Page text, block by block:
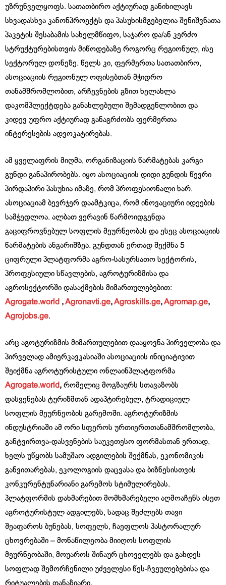
უზრუნველყოფს. სათათბირო აქტიურად განიხილავს
სხვადასხვა კანონპროექტს და პასუხისმგებელია შენიშვნათა
პაკეტის შესაბამის სახელმწიფო, საჯარო და/ან კერძო
სტრუქტურებისთვის მიწოდებაზე როგორც რეგიონულ, ისე
სექტორულ დონეზე. წელს კი, ფერმერთა სათათბირო,
ასოციაციის რეგიონულ ოფისებთან მჭიდრო
თანამშრომლობით, არჩევნების გზით ხელახლა
დაკომპლექტდება განახლებული შემადგენლობით და
კიდევ უფრო აქტიურად განაგრძობს ფერმერთა
ინტერესების ადვოკატირებას.
ამ ყველაფრის მიღმა, ორგანიზაციის წარმატებას კარგი
გუნდი განაპირობებს. იყო ასოციაციის დიდი გუნდის წევრი
პირდაპირი პასუხია იმაზე, რომ პროფესიონალი ხარ.
ასოციაციამ ბევრჯერ დაამტკიცა, რომ ინოვაციური იდეების
სამჭედლოა. ალბათ ვერავინ წარმოიდგენდა
გაციფროვნებულ სოფლის მეურნეობას და ესეც ასოციაციის
წარმატების ანგარიშზეა. გუნდთან ერთად შექმნა 5
ციფრული პლატფორმა აგრო-სასურსათო სექტორის,
პროფესიული სწავლების, აგროტურიზმისა და
აგროსექტორში დასაქმების მიმართულებებით:
Agrogate.world , Agronavti.ge, Agroskills.ge, Agromap.ge,
Agrojobs.ge.
არც აგოტურიზმის მიმართულებით დააყოვნა პირველობა და
პირველად ამიერკავკასიაში ასოციაციის ინიციატივით
შეიქმნა აგროტურისტული ონლაინპლატფორმა
Agrogate.world , რომელიც მოგზაურს სთავაზობს
დასვენებას ტურიზმთან ადაპტირებულ, ტრადიციულ
სოფლის მეურნეობის გარემოში. აგროტურიზმის
ინდუსტრიაში ამ ორი სფეროს ურთიერთთანამშრომლობა,
განტვირთვა-დასვენების საუკეთესო ფორმასთან ერთად,
ხელს უწყობს სამუშაო ადგილების შექმნას, ეკონომიკის
განვითარებას, ეკოლოგიის დაცვასა და ბიზნესისთვის
კონკურენტუნარიანი გარემოს სტიმულირებას.
პლატფორმის დახმარებით მომხმარებელი აღმოაჩენს ისეთ
აგროტურისტულ ადგილებს, სადაც შეძლებს თავი
შეაფაროს ბუნებას, სოფელს, ჩაეფლოს პასტორალურ
ცხოვრებაში – მონაწილეობა მიიღოს სოფლის
მეურნეობაში, მოუაროს შინაურ ცხოველებს და გახდეს
სოფლად შემორჩენილი უძველესი წეს-ჩვეულებებისა და
რიტუალების თანაზიარი.